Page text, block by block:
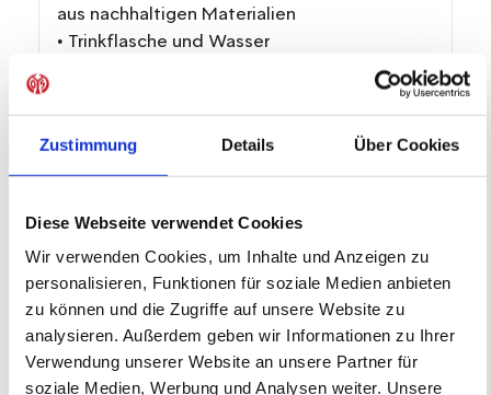
Zustimmung Details Über Cookies
Diese Webseite verwendet Cookies
Wir verwenden Cookies, um Inhalte und Anzeigen zu
personalisieren, Funktionen für soziale Medien anbieten
zu können und die Zugriffe auf unsere Website zu
analysieren. Außerdem geben wir Informationen zu Ihrer
Verwendung unserer Website an unsere Partner für
soziale Medien, Werbung und Analysen weiter. Unsere
aus nachhaltigen Materialien
• Trinkflasche und Wasser
• Teilnehmerurkunde und Erinnerungspokal